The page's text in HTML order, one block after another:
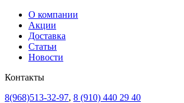
О компании
Акции
Доставка
Статьи
Новости
Контакты
8(968)513-32-97, 8 (910) 440 29 40